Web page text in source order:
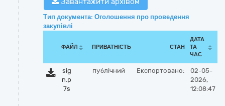
Тип документа: Оголошення про проведення
закупівлі
ФАЙЛ ПРИВАТНІСТЬ СТАН
ДАТА
ТА
ЧАС
sig
n.p
7s
публічний Експортовано:
02-05-
2026,
12:08:47